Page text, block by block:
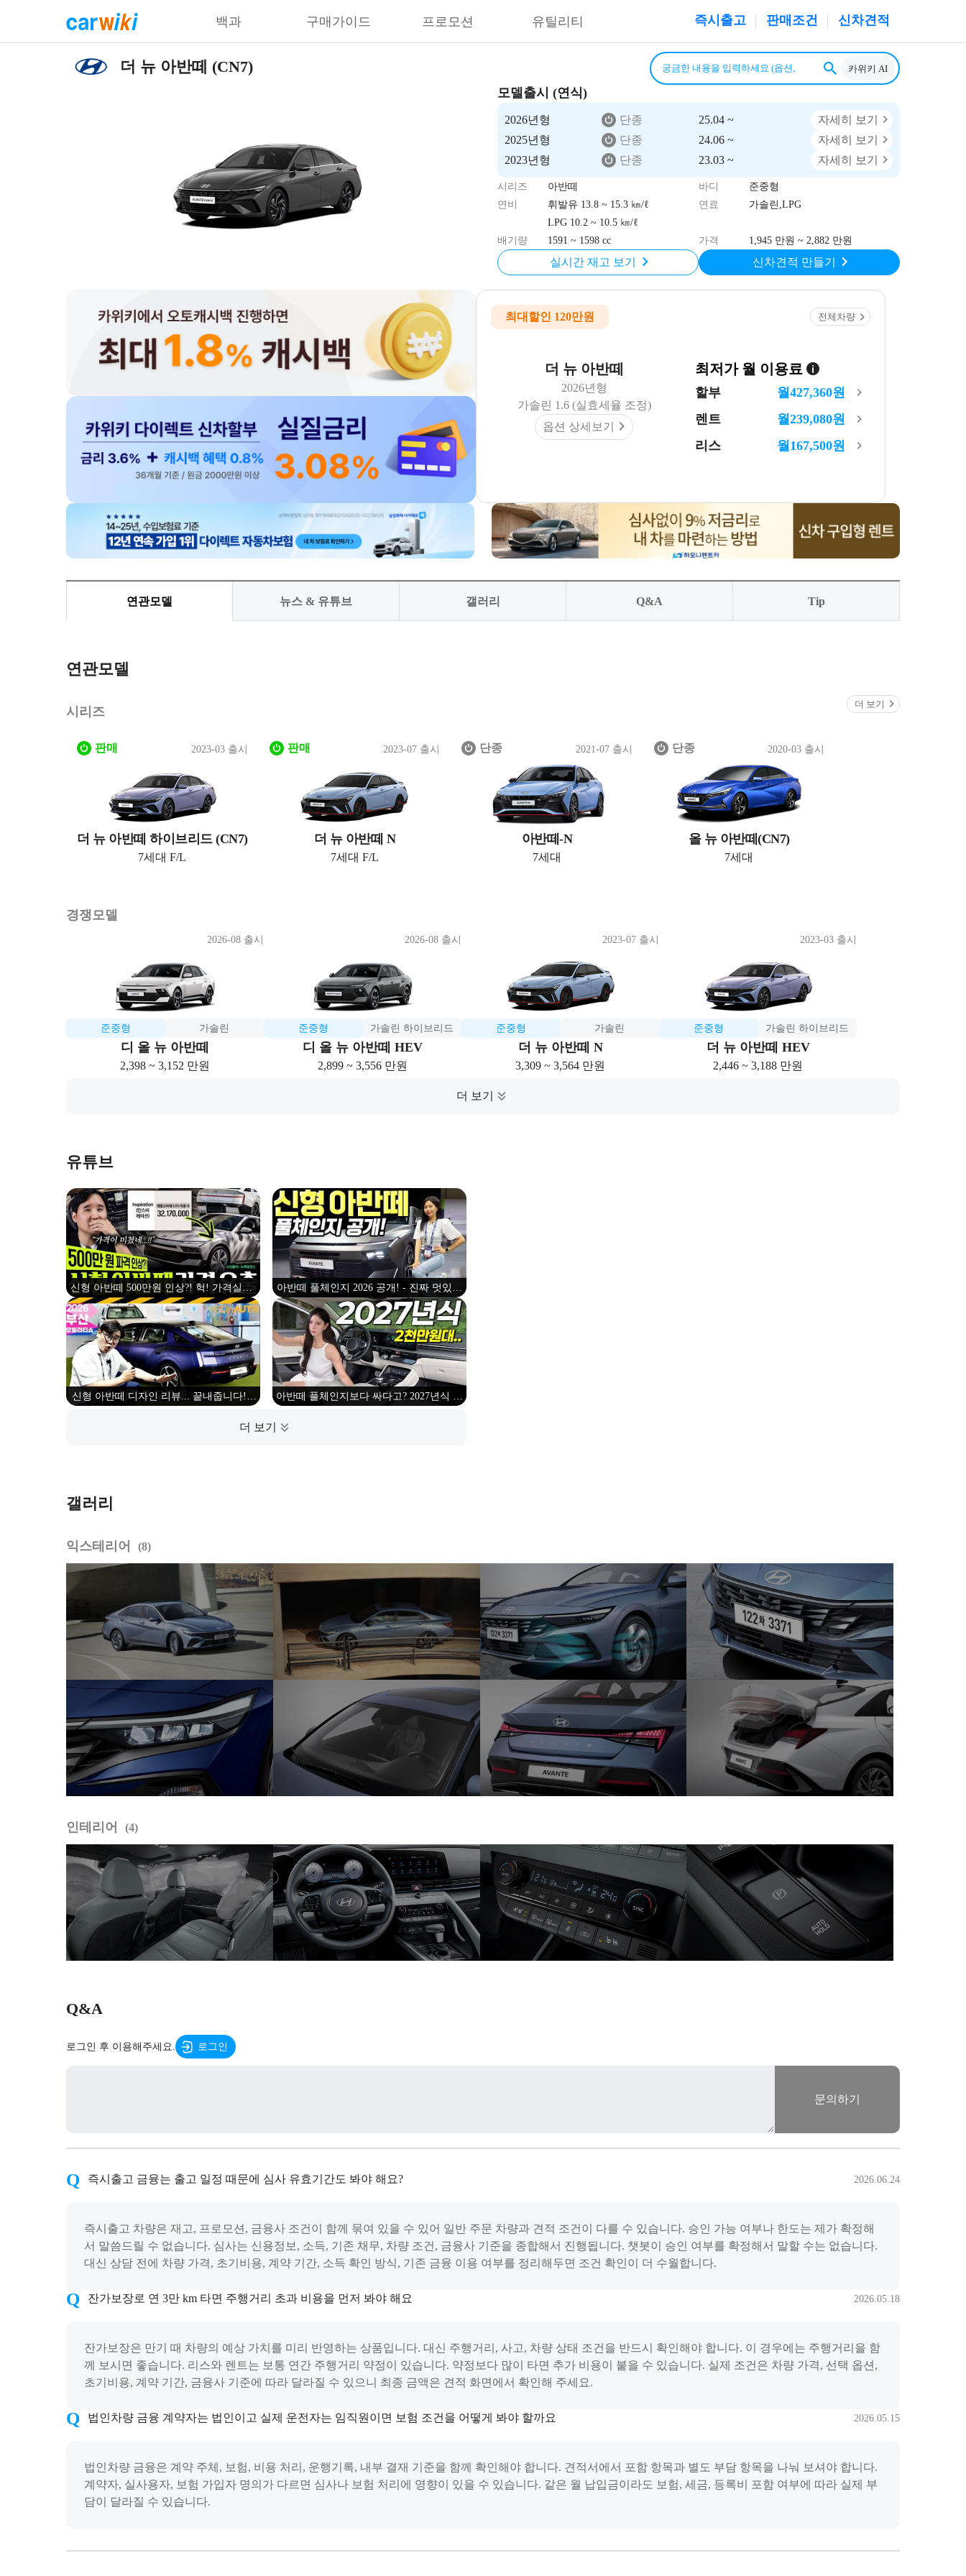
즉시출고 판매조건 신차견적
백과 구매가이드 프로모션 유틸리티
더 뉴 아반떼 (CN7) 카위키 AI
모델출시 (연식)
2026년형 단종 25.04 ~
자세히 보기
2025년형
단종 24.06 ~
자세히 보기
2023년형
단종 23.03 ~ 자세히 보기
시리즈 아반떼 바디
준중형
연비
휘발유 13.8 ~ 15.3 ㎞/ℓ
LPG 10.2 ~ 10.5 ㎞/ℓ
연료 가솔린,LPG
배기량 1591 ~ 1598 cc 가격 1,945 만원 ~ 2,882 만원
실시간 재고 보기 신차견적 만들기
최대할인 120만원 전체차량
더 뉴 아반떼
2026년형
가솔린 1.6 (실효세율 조정)
옵션 상세보기
최저가 월 이용료
할부 월427,360원
렌트
월239,080원
리스
월167,500원
연관모델 뉴스 & 유튜브 갤러리 Q&A Tip
연관모델
시리즈
더 보기
판매
더 뉴 아반떼 하이브리드 (CN7)
2023-03 출시
7세대 F/L
판매
더 뉴 아반떼 N
2023-07 출시
7세대 F/L
단종
아반떼-N
2021-07 출시
7세대
단종
올 뉴 아반떼(CN7)
2020-03 출시
7세대
경쟁모델
준중형 가솔린
디 올 뉴 아반떼
2026-08 출시
2,398 ~ 3,152 만원
준중형 가솔린 하이브리드
디 올 뉴 아반떼 HEV
2026-08 출시
2,899 ~ 3,556 만원
준중형 가솔린
더 뉴 아반떼 N
2023-07 출시
3,309 ~ 3,564 만원
준중형 가솔린 하이브리드
더 뉴 아반떼 HEV
2023-03 출시
2,446 ~ 3,188 만원
유튜브
신형 아반떼 500만원 인상?! 헉! 가격실화?
이렇게 나오면 큰일납니다
아반떼 풀체인지 2026 공개! - 진짜 멋있어
요! 실내도 예뻐졌습니다! 가격이 관건이네
요!
신형 아반떼 디자인 리뷰... 끝내줍니다! //
아반떼 풀체인지보다 싸다고? 2027년식 기
갤러리
익스테리어 8
인테리어 4
Q&A
로그인 후 이용해주세요. 로그인
문의하기
즉시출고 금융는 출고 일정 때문에 심사 유효기간도 봐야 해요? 2026.06.24
즉시출고 차량은 재고, 프로모션, 금융사 조건이 함께 묶여 있을 수 있어 일반 주문 차량과 견적 조건이 다를 수 있습니다. 승인 가능 여부나 한도는 제가 확정해
서 말씀드릴 수 없습니다. 심사는 신용정보, 소득, 기존 채무, 차량 조건, 금융사 기준을 종합해서 진행됩니다. 챗봇이 승인 여부를 확정해서 말할 수는 없습니다.
대신 상담 전에 차량 가격, 초기비용, 계약 기간, 소득 확인 방식, 기존 금융 이용 여부를 정리해두면 조건 확인이 더 수월합니다.
잔가보장로 연 3만 km 타면 주행거리 초과 비용을 먼저 봐야 해요 2026.05.18
잔가보장은 만기 때 차량의 예상 가치를 미리 반영하는 상품입니다. 대신 주행거리, 사고, 차량 상태 조건을 반드시 확인해야 합니다. 이 경우에는 주행거리을 함
께 보시면 좋습니다. 리스와 렌트는 보통 연간 주행거리 약정이 있습니다. 약정보다 많이 타면 추가 비용이 붙을 수 있습니다. 실제 조건은 차량 가격, 선택 옵션,
초기비용, 계약 기간, 금융사 기준에 따라 달라질 수 있으니 최종 금액은 견적 화면에서 확인해 주세요.
법인차량 금융 계약자는 법인이고 실제 운전자는 임직원이면 보험 조건을 어떻게 봐야 할까요 2026.05.15
법인차량 금융은 계약 주체, 보험, 비용 처리, 운행기록, 내부 결재 기준을 함께 확인해야 합니다. 견적서에서 포함 항목과 별도 부담 항목을 나눠 보셔야 합니다.
계약자, 실사용자, 보험 가입자 명의가 다르면 심사나 보험 처리에 영향이 있을 수 있습니다. 같은 월 납입금이라도 보험, 세금, 등록비 포함 여부에 따라 실제 부
담이 달라질 수 있습니다.